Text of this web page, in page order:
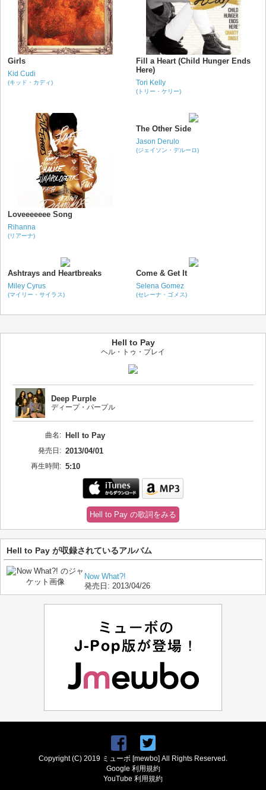
Girls
Kid Cudi
(キッド・カディ)
Fill a Heart (Child Hunger Ends
Here)
Tori Kelly
(トリー・ケリー)
Loveeeeeee Song
Rihanna
(リアーナ)
The Other Side
Jason Derulo
(ジェイソン・デルーロ)
Ashtrays and Heartbreaks
Miley Cyrus
(マイリー・サイラス)
Come & Get It
Selena Gomez
(セレーナ・ゴメス)
Hell to Pay
ヘル・トゥ・プレイ
Deep Purple
ディープ・パープル
曲名: Hell to Pay
発売日: 2013/04/01
再生時間: 5:10
Hell to Pay の歌詞をみる
Hell to Pay が収録されているアルバム
Now What?!
発売日: 2013/04/26
Copyright (C) 2019 ミューボ [mewbo] All Rights Reserved.
Google 利用規約
YouTube 利用規約